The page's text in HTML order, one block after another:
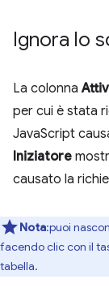
Ignora lo
La colonna
per cui è stata
JavaScript
Iniziatore
causato la
Nota:puoi
facendo clic con il
tabella.